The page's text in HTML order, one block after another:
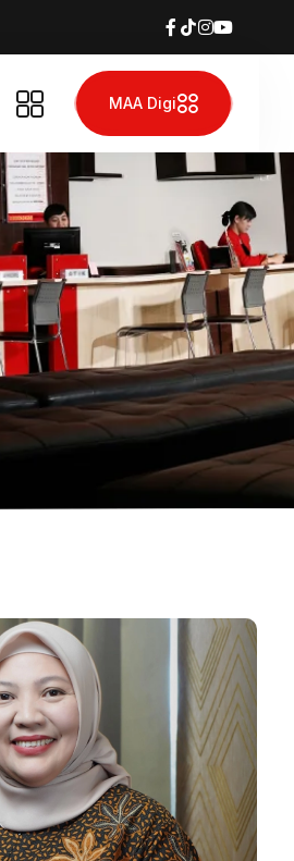
MAA Digi